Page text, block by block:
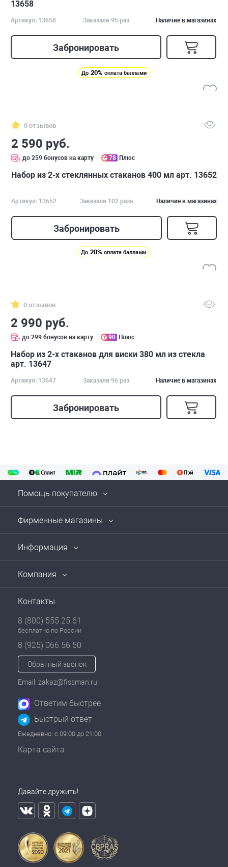
13658
Артикул: 13658 Заказали 95 раз Наличие в магазинах
Забронировать
До 20% оплата баллами
0 отзывов
2 590 руб.
до 259 бонусов на карту 78 Плюс
Набор из 2-х стеклянных стаканов 400 мл арт. 13652
Артикул: 13652 Заказали 102 раза Наличие в магазинах
Забронировать
До 20% оплата баллами
0 отзывов
2 990 руб.
до 299 бонусов на карту 90 Плюс
Набор из 2-х стаканов для виски 380 мл из стекла
арт. 13647
Артикул: 13647 Заказали 96 раз Наличие в магазинах
Забронировать
Помощь покупателю
Фирменные магазины
Информация
Компания
Контакты
8 (800) 555 25 61
бесплатно по России
8 (925) 066 56 50
Обратный звонок
Email: zakaz@fissman.ru
Ответим быстрее
Быстрый ответ
Ежедневно: с 09:00 до 21:00
Карта сайта
Давайте дружить!